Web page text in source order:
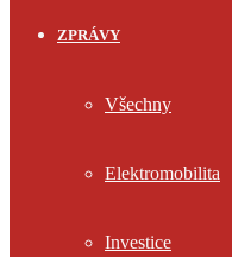
ZPRÁVY
Všechny
Elektromobilita
Investice